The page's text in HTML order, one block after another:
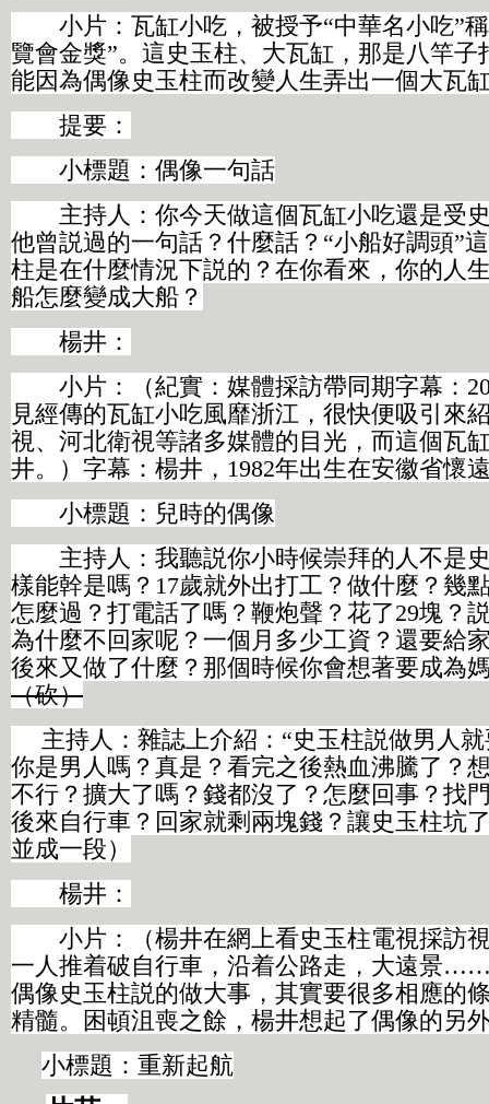
小片：瓦缸小吃，被授予“中華名小吃”稱
覽會金獎”。這史玉柱、大瓦缸，那是八竿子
能因為偶像史玉柱而改變人生弄出一個大瓦
提要：
小標題：偶像一句話
主持人：你今天做這個瓦缸小吃還是受
他曾説過的一句話？什麼話？“小船好調頭”
柱是在什麼情況下説的？在你看來，你的人
船怎麼變成大船？
楊井：
小片：（紀實：媒體採訪帶同期字幕：
見經傳的瓦缸小吃風靡浙江，很快便吸引來
視、河北衛視等諸多媒體的目光，而這個瓦
井。）字幕：楊井，1982年出生在安徽省
小標題：兒時的偶像
主持人：我聽説你小時候崇拜的人不是
樣能幹是嗎？17歲就外出打工？做什麼？幾
怎麼過？打電話了嗎？鞭炮聲？花了29塊？
為什麼不回家呢？一個月多少工資？還要給
後來又做了什麼？那個時候你會想著要成為
（砍）
主持人：雜誌上介紹：“史玉柱説做男人
你是男人嗎？真是？看完之後熱血沸騰了？
不行？擴大了嗎？錢都沒了？怎麼回事？找
後來自行車？回家就剩兩塊錢？讓史玉柱坑
並成一段）
楊井：
小片：（楊井在網上看史玉柱電視採訪
一人推着破自行車，沿着公路走，大遠景
偶像史玉柱説的做大事，其實要很多相應的
精髓。困頓沮喪之餘，楊井想起了偶像的另
小標題：重新起航